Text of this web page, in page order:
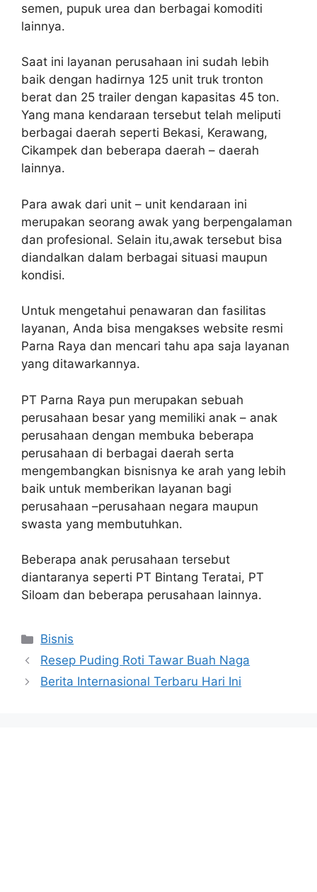
semen, pupuk urea dan berbagai komoditi
lainnya.
Saat ini layanan perusahaan ini sudah lebih
baik dengan hadirnya 125 unit truk tronton
berat dan 25 trailer dengan kapasitas 45 ton.
Yang mana kendaraan tersebut telah meliputi
berbagai daerah seperti Bekasi, Kerawang,
Cikampek dan beberapa daerah – daerah
lainnya.
Para awak dari unit – unit kendaraan ini
merupakan seorang awak yang berpengalaman
dan profesional. Selain itu,awak tersebut bisa
diandalkan dalam berbagai situasi maupun
kondisi.
Untuk mengetahui penawaran dan fasilitas
layanan, Anda bisa mengakses website resmi
Parna Raya dan mencari tahu apa saja layanan
yang ditawarkannya.
PT Parna Raya pun merupakan sebuah
perusahaan besar yang memiliki anak – anak
perusahaan dengan membuka beberapa
perusahaan di berbagai daerah serta
mengembangkan bisnisnya ke arah yang lebih
baik untuk memberikan layanan bagi
perusahaan –perusahaan negara maupun
swasta yang membutuhkan.
Beberapa anak perusahaan tersebut
diantaranya seperti PT Bintang Teratai, PT
Siloam dan beberapa perusahaan lainnya.
Categories
Bisnis
Resep Puding Roti Tawar Buah Naga
Berita Internasional Terbaru Hari Ini